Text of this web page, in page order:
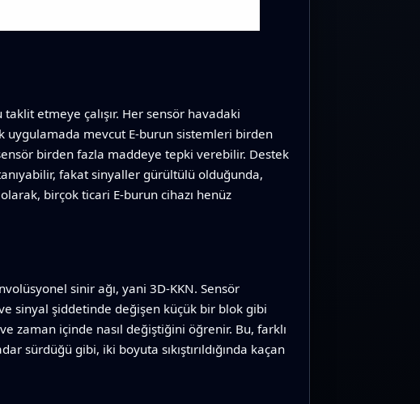
etmeye çalışır. Her sensör havadaki
uygulamada mevcut E‑burun sistemleri birden
birden fazla maddeye tepki verebilir. Destek
fakat sinyaller gürültülü olduğunda,
birçok ticari E‑burun cihazı henüz
sinir ağı, yani 3D‑KKN. Sensör
sinyal şiddetinde değişen küçük bir blok gibi
zaman içinde nasıl değiştiğini öğrenir. Bu, farklı
sürdüğü gibi, iki boyuta sıkıştırıldığında kaçan